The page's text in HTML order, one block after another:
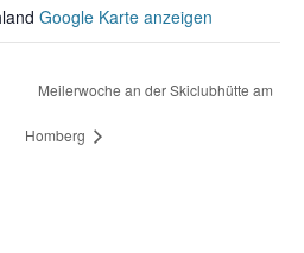
Google Karte anzeigen
Meilerwoche an der Skiclubhütte am
Homberg